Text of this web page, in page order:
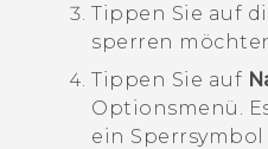
Tippen Sie auf
sperren
Tippen Sie auf
Optionsmenü.
ein